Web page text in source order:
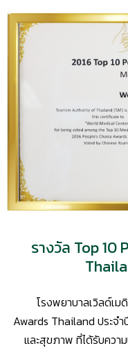
รางวัล Top 10
โรงพยาบาลเวิลด์เม
Awards Thailand ประจ
และสุขภาพ ที่ได้รับควา